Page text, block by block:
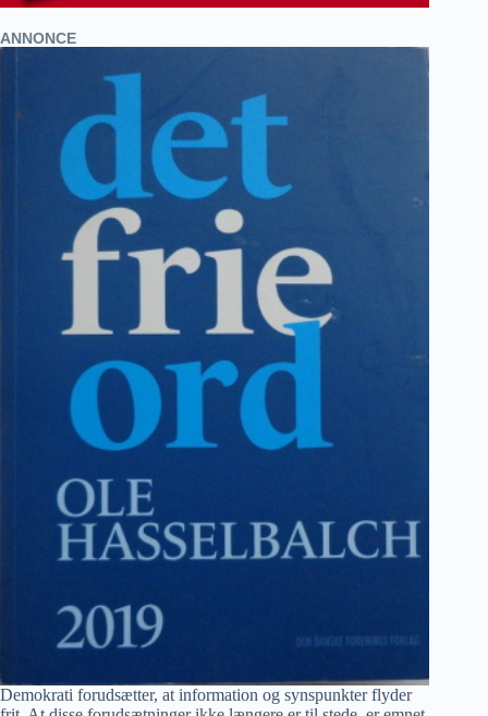
ANNONCE
Demokrati forudsætter, at information og synspunkter flyder